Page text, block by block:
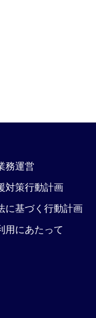
務運営
対策行動計画
に基づく行動計画
用にあたって